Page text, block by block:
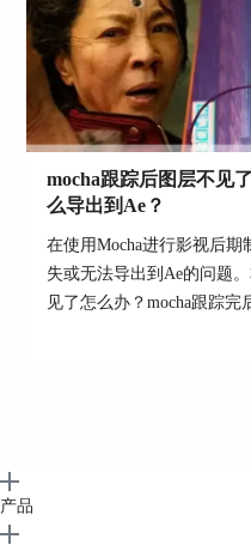
三、Boris Mocha Pro的
理，Boris Mocha Pro
如Adobe After Effects
作人员提供更多灵活
Mocha Pro在视觉特效
mocha跟踪后图层不见
么导出到Ae？
在使用Mocha进行影视后
失或无法导出到Ae的问题
见了怎么办？mocha跟踪
产品